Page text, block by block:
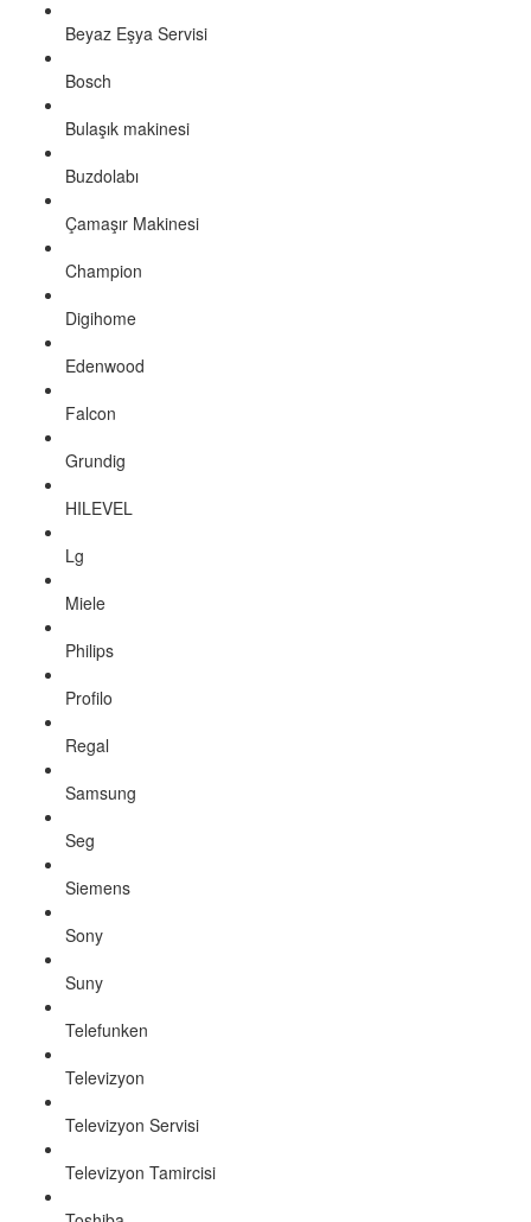
Beyaz Eşya Servisi
Bosch
Bulaşık makinesi
Buzdolabı
Çamaşır Makinesi
Champion
Digihome
Edenwood
Falcon
Grundig
HILEVEL
Lg
Miele
Philips
Profilo
Regal
Samsung
Seg
Siemens
Sony
Suny
Telefunken
Televizyon
Televizyon Servisi
Televizyon Tamircisi